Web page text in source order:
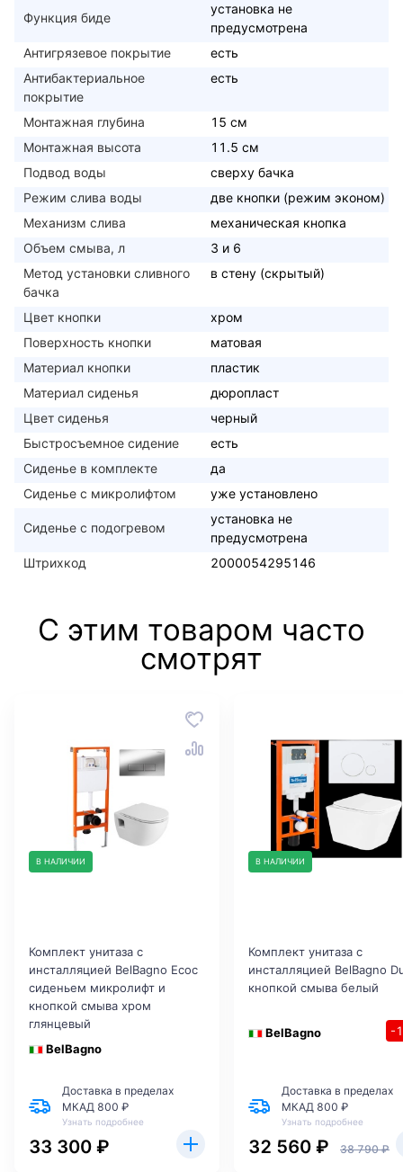
Функция биде
установка не
предусмотрена
Антигрязевое покрытие
есть
Антибактериальное
покрытие
есть
Монтажная глубина
15 см
Монтажная высота
11.5 см
Подвод воды
сверху бачка
Режим слива воды
две кнопки (режим эконом)
Механизм слива
механическая кнопка
Объем смыва, л
3 и 6
Метод установки сливного
бачка
в стену (скрытый)
Цвет кнопки
хром
Поверхность кнопки
матовая
Материал кнопки
пластик
Материал сиденья
дюропласт
Цвет сиденья
черный
Быстросъемное сидение
есть
Сиденье в комплекте
да
Сиденье с микролифтом
уже установлено
Сиденье с подогревом
установка не
предусмотрена
Штрихкод
2000054295146
С этим товаром часто
смотрят
В НАЛИЧИИ
Комплект унитаза с
инсталляцией BelBagno Ecoс
сиденьем микролифт и
кнопкой смыва хром
глянцевый
BelBagno
Доставка в пределах
МКАД 800 ₽
Узнать подробнее
33 300 ₽
В НАЛИЧИИ
Комплект унитаза с
инсталляцией BelBagno
кнопкой смыва белый
BelBagno -
Доставка в пределах
МКАД 800 ₽
Узнать подробнее
32 560 ₽ 38 790 ₽